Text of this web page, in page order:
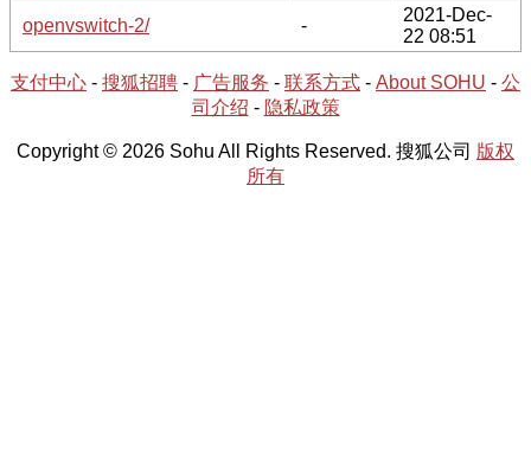
openvswitch-2/
-
2021-Dec-
22 08:51
支付中心 - 搜狐招聘 - 广告服务 - 联系方式 - About SOHU - 公
司介绍 - 隐私政策
Copyright © 2026 Sohu All Rights Reserved. 搜狐公司 版权
所有